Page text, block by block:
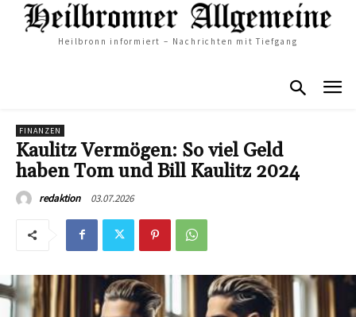
Heilbronn informiert – Nachrichten mit Tiefgang
FINANZEN
Kaulitz Vermögen: So viel Geld
haben Tom und Bill Kaulitz 2024
redaktion 03.07.2026